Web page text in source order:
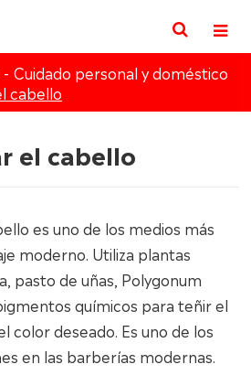
Cuidado personal y doméstico
cabello
el cabello
es uno de los medios más
moderno. Utiliza plantas
pasto de uñas, Polygonum
químicos para teñir el
color deseado. Es uno de los
en las barberías modernas.